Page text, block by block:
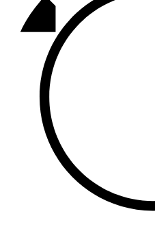
Базарлы матак
107,1 FM
Балык бистәсе
104,9 FM
Баулы
107,5 FM
Биләр